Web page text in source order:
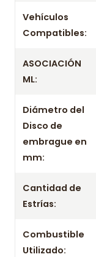
tienda previo
Vehículos
Compatibles:
ASOCIACIÓN
ML:
Diámetro del
Disco de
embrague en
mm:
Cantidad de
Estrías:
Combustible
Utilizado: